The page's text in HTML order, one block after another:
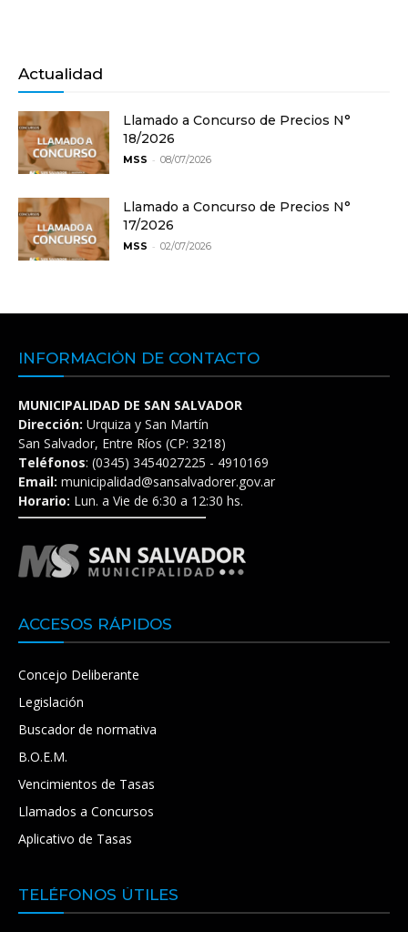
Actualidad
Llamado a Concurso de Precios N°
18/2026
MSS - 08/07/2026
Llamado a Concurso de Precios N°
17/2026
MSS - 02/07/2026
INFORMACIÓN DE CONTACTO
MUNICIPALIDAD DE SAN SALVADOR
Dirección: Urquiza y San Martín
San Salvador, Entre Ríos (CP: 3218)
Teléfonos: (0345) 3454027225 - 4910169
Email: municipalidad@sansalvadorer.gov.ar
Horario: Lun. a Vie de 6:30 a 12:30 hs.
ACCESOS RÁPIDOS
Concejo Deliberante
Legislación
Buscador de normativa
B.O.E.M.
Vencimientos de Tasas
Llamados a Concursos
Aplicativo de Tasas
TELÉFONOS ÚTILES